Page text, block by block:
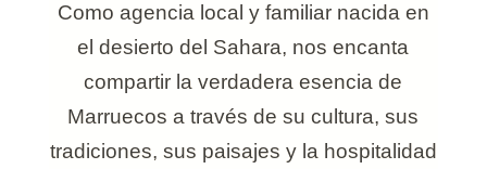
Como agencia local y familiar nacida en
el desierto del Sahara, nos encanta
compartir la verdadera esencia de
Marruecos a través de su cultura, sus
tradiciones, sus paisajes y la hospitalidad